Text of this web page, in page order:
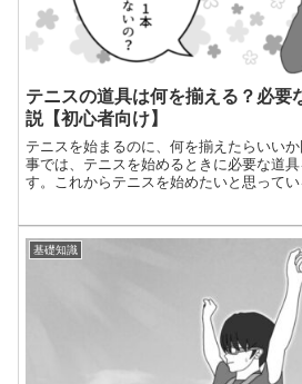
テニスの道具は何を揃える？必要
説【初心者向け】
テニスを始まるのに、何を揃えたらいい
事では、テニスを始めるときに必要な道
す。これからテニスを始めたいと思ってい
基礎知識